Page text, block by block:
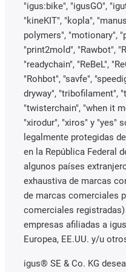
"igus:bike", "igusGO",
"kineKIT", "kopla",
polymers", "motionary",
"print2mold", "Rawbot",
"readychain", "ReBeL",
"Rohbot", "savfe",
dryway", "tribofilament",
"twisterchain", "when it
"xirodur", "xiros" y "yes"
legalmente protegidas
en la República Federal
algunos países
exhaustiva de marcas
de marcas comerciales
comerciales registradas)
empresas afiliadas a
Europea, EE.UU. y/u
igus® SE & Co. KG